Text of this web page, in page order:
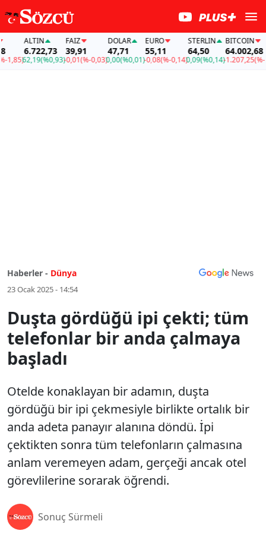
ALTIN
6.722,73
62,19(%0,93)
FAİZ
39,91
-0,01(%-0,03)
DOLAR
47,71
0,00(%0,01)
EURO
55,11
-0,08(%-0,14)
STERLIN
64,50
0,09(%0,14)
BITCOIN
64.002,68
-1.207,25(%-
Haberler - Dünya
23 Ocak 2025 - 14:54
Duşta gördüğü ipi çekti; tüm
telefonlar bir anda çalmaya
başladı
Otelde konaklayan bir adamın, duşta
gördüğü bir ipi çekmesiyle birlikte ortalık bir
anda adeta panayır alanına döndü. İpi
çektikten sonra tüm telefonların çalmasına
anlam veremeyen adam, gerçeği ancak otel
görevlilerine sorarak öğrendi.
Sonuç Sürmeli